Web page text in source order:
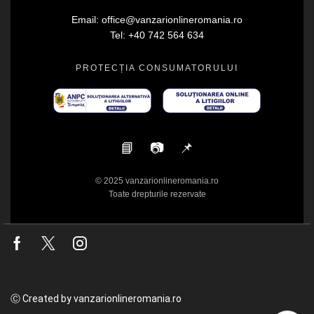
Email: office@vanzarionlineromania.ro
Tel: +40 742 564 634
PROTECȚIA CONSUMATORULUI
📘 📷 📌
© 2025 vanzarionlineromania.ro
Toate drepturile rezervate
Facebook
Twitter
Ⓒ Created by vanzarionlineromania.ro